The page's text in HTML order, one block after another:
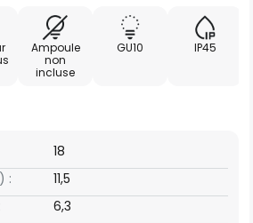
Ampoule
non
incluse
GU10 IP45
18
:
11,5
6,3